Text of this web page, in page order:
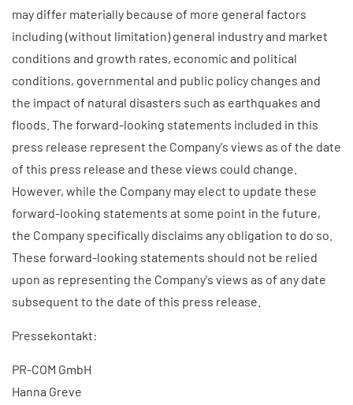
may differ materially because of more general factors
including (without limitation) general industry and market
conditions and growth rates, economic and political
conditions, governmental and public policy changes and
the impact of natural disasters such as earthquakes and
floods. The forward-looking statements included in this
press release represent the Company's views as of the date
of this press release and these views could change.
However, while the Company may elect to update these
forward-looking statements at some point in the future,
the Company specifically disclaims any obligation to do so.
These forward-looking statements should not be relied
upon as representing the Company's views as of any date
subsequent to the date of this press release.
Pressekontakt:
PR-COM GmbH
Hanna Greve